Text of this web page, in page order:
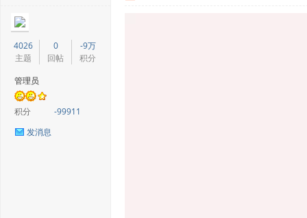
4026
主题
0
回帖
-9万
积分
管理员
积分
-99911
发消息